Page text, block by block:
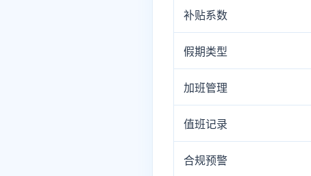
补贴系数
假期类型
加班管理
值班记录
合规预警